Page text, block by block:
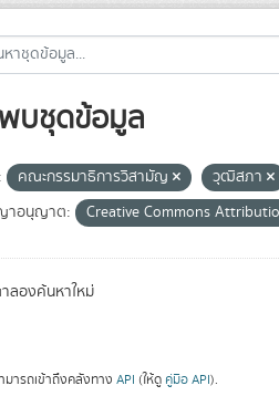
บชุดข้อมูล
คณะกรรมาธิการวิสามัญ วุฒิสภา
อนุญาต:
Creative Commons
ลองค้นหาใหม่
ารถเข้าถึงคลังทาง API (ให้ดู คู่มือ API).